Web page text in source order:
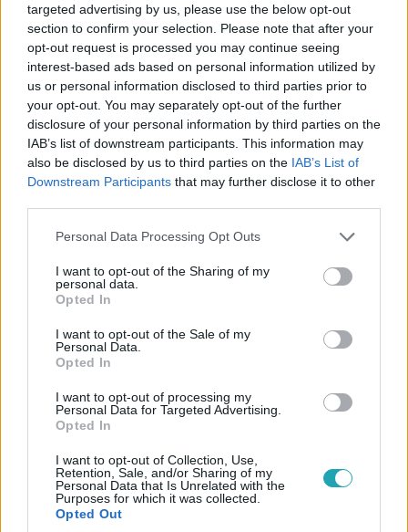
targeted advertising by us, please use the below opt-out
section to confirm your selection. Please note that after your
opt-out request is processed you may continue seeing
interest-based ads based on personal information utilized by
us or personal information disclosed to third parties prior to
your opt-out. You may separately opt-out of the further
disclosure of your personal information by third parties on the
IAB’s list of downstream participants. This information may
also be disclosed by us to third parties on the IAB’s List of
Downstream Participants that may further disclose it to other
Please note that this website/app uses one or more Google
not limited to your visit or usage behaviour. You may click to
grant or deny consent to Google and its third-party tags to
use your data for below specified purposes in below Google
consent section.
Personal Data Processing Opt Outs
I want to opt-out of the Sharing of my
personal data.
Opted In
I want to opt-out of the Sale of my
Personal Data.
Opted In
I want to opt-out of processing my
Personal Data for Targeted Advertising.
Opted In
I want to opt-out of Collection, Use,
Retention, Sale, and/or Sharing of my
Personal Data that Is Unrelated with the
Purposes for which it was collected.
Opted Out
elkövetett fegyveres támadás óta. Mondandója elején a
merénylet pillanatait idézte fel, de szót ejtett a tervezett
gazdasági intézkedésekről, az illegális bevándorlásról és
Orbán Viktor miniszterelnököt is méltatta, akit kemény
fickónak nevezett.
Orbán Viktor: Mindkét választást megnyertük
Kettős győzelemről beszélt Orbán Viktor hajnali
választási értékelőjében: szerinte a Fidesz a régi és az új
ellenfelét is legyőzte az európai parlamenti listás
eredmények alapján és az önkormányzati választási
eredményből is azt a következtetést vonta le, hogy
jobban jöttek ki a kormánypártok. A Fidesz-KDNP
szövetségre több mint 2 millióan szavaztak, ami abszolút
rekord az EP-választások történetében, a rendkívül